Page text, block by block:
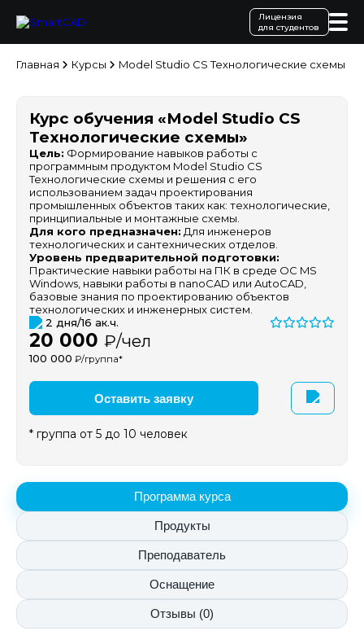
Лицензия
для студентов
Главная Курсы Model Studio CS Технологические схемы
Курс обучения «Model Studio CS
Технологические схемы»
Цель: Формирование навыков работы с
программным продуктом Model Studio CS
Технологические схемы и решения с его
использованием задач проектирования
промышленных объектов таких как: технологические,
принципиальные и монтажные схемы.
Для кого предназначен: Для инженеров
технологических и сантехнических отделов.
Уровень предварительной подготовки:
Практические навыки работы на ПК в среде ОС MS
Windows, навыки работы в nanoCAD или AutoCAD,
базовые знания по проектированию объектов
технологических и инженерных систем.
2 дня/16 ак.ч.
20 000 ₽/чел
100 000 ₽/группа*
Оставить заявку
* группа от 5 до 10 человек
Программа курса
Продукты
Преподаватель
Оснащение
Отзывы (0)